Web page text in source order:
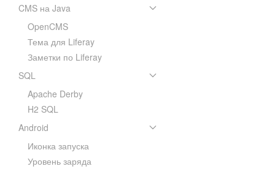
CMS на Java
OpenCMS
Тема для Liferay
Заметки по Liferay
SQL
Apache Derby
H2 SQL
Android
Иконка запуска
Уровень заряда